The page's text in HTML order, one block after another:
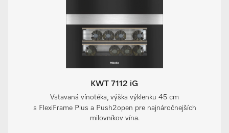
KWT 7112 iG
Vstavaná vínotéka, výška výklenku 45 cm
s FlexiFrame Plus a Push2open pre najnáročnejších
milovníkov vína.